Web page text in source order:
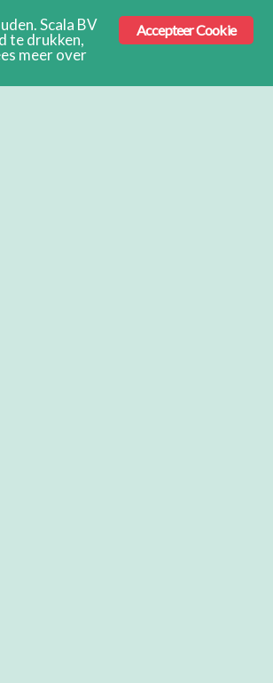
Accepteer Cookie
Scala BV
te drukken,
meer over